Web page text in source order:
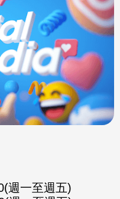
週一至週五)